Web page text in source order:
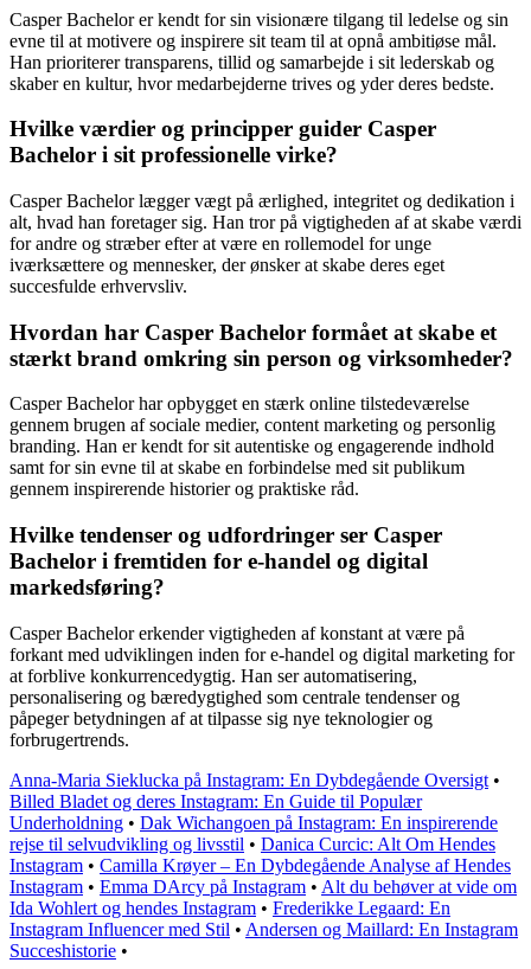
Casper Bachelor er kendt for sin visionære tilgang til ledelse og sin
evne til at motivere og inspirere sit team til at opnå ambitiøse mål.
Han prioriterer transparens, tillid og samarbejde i sit lederskab og
skaber en kultur, hvor medarbejderne trives og yder deres bedste.
Hvilke værdier og principper guider Casper
Bachelor i sit professionelle virke?
Casper Bachelor lægger vægt på ærlighed, integritet og dedikation i
alt, hvad han foretager sig. Han tror på vigtigheden af at skabe værdi
for andre og stræber efter at være en rollemodel for unge
iværksættere og mennesker, der ønsker at skabe deres eget
succesfulde erhvervsliv.
Hvordan har Casper Bachelor formået at skabe et
stærkt brand omkring sin person og virksomheder?
Casper Bachelor har opbygget en stærk online tilstedeværelse
gennem brugen af sociale medier, content marketing og personlig
branding. Han er kendt for sit autentiske og engagerende indhold
samt for sin evne til at skabe en forbindelse med sit publikum
gennem inspirerende historier og praktiske råd.
Hvilke tendenser og udfordringer ser Casper
Bachelor i fremtiden for e-handel og digital
markedsføring?
Casper Bachelor erkender vigtigheden af konstant at være på
forkant med udviklingen inden for e-handel og digital marketing for
at forblive konkurrencedygtig. Han ser automatisering,
personalisering og bæredygtighed som centrale tendenser og
påpeger betydningen af at tilpasse sig nye teknologier og
forbrugertrends.
Anna-Maria Sieklucka på Instagram: En Dybdegående Oversigt •
Billed Bladet og deres Instagram: En Guide til Populær
Underholdning • Dak Wichangoen på Instagram: En inspirerende
rejse til selvudvikling og livsstil • Danica Curcic: Alt Om Hendes
Instagram • Camilla Krøyer – En Dybdegående Analyse af Hendes
Instagram • Emma DArcy på Instagram • Alt du behøver at vide om
Ida Wohlert og hendes Instagram • Frederikke Legaard: En
Instagram Influencer med Stil • Andersen og Maillard: En Instagram
Succeshistorie •